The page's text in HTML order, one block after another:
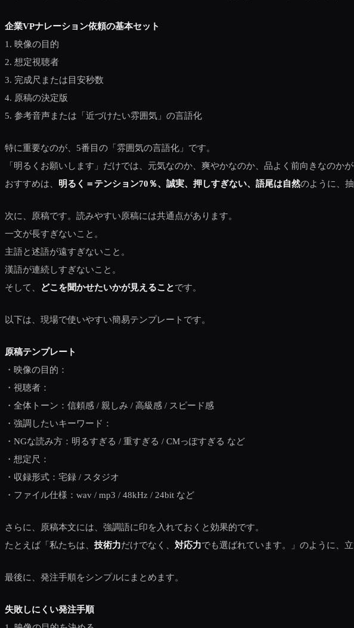
企業VPナレーション依頼の基本セット
1. 映像の目的
2. 想定視聴者
3. 完成尺または目安秒数
4. 原稿の決定版
5. 参考音声または「近づけたい雰囲気」の言語化
特に重要なのが、5番目の「雰囲気の言語化」です。
「明るくお願いします」だけでは、元気なのか、爽やかなのか、品よく前向きなのかが
おすすめは、 明るく＝テンション70％、誠実、押しすぎない、語尾は自然のように、
次に、原稿です。読みやすい原稿には共通点があります。
一文が長すぎないこと。
主語と述語が遠すぎないこと。
漢語が連続しすぎないこと。
そして、
どこを聞かせたいかが見えることです。
以下は、現場で使いやすい簡易テンプレートです。
原稿テンプレート
・映像の目的：
・視聴者：
・全体トーン：信頼感 / 親しみ / 高級感 / スピード感
・強調したいキーワード：
・NGな読み方：明るすぎる / 重すぎる / CMっぽすぎる など
・想定尺：
・収録形式：宅録 / スタジオ
・ファイル仕様：wav / mp3 / 48kHz / 24bit など
さらに、原稿本文には、強調語に印を入れておくと効果的です。
たとえば「私たちは、 技術力だけでなく、 対応力でも選ばれています。」のように、
最後に、発注手順をシンプルにまとめます。
失敗しにくい発注手順